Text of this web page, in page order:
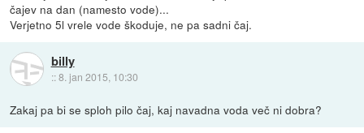
čajev na dan (namesto vode)...
Verjetno 5l vrele vode škoduje, ne pa sadni čaj.
billy
::8. jan 2015, 10:30
Zakaj pa bi se sploh pilo čaj, kaj navadna voda več ni dobra?